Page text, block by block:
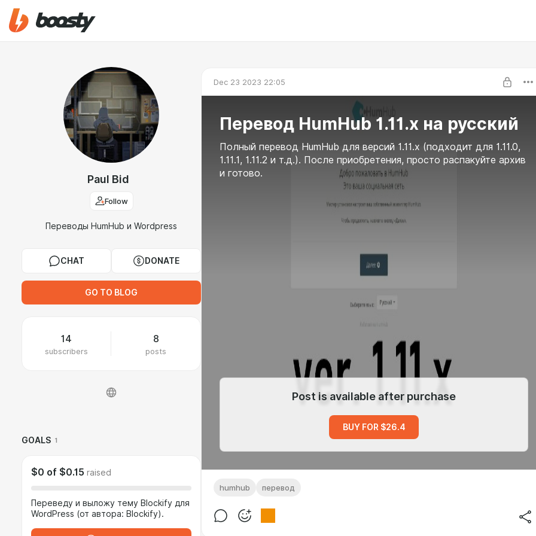
Paul Bid
Follow
Переводы HumHub и Wordpress
CHAT DONATE
GO TO BLOG
14
subscribers
8
posts
GOALS 1
$0 of $0.15 raised
Переведу и выложу тему Blockify для
WordPress (от автора: Blockify).
Dec 23 2023 22:05
Перевод HumHub 1.11.x на русский
Полный перевод HumHub для версий 1.11.x (подходит для 1.11.0,
1.11.1, 1.11.2 и т.д.). После приобретения, просто распакуйте архив
и готово.
Post is available after purchase
BUY FOR $26.4
humhub перевод